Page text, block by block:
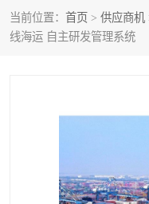
当前位置： 首页 > 供应商机
线海运 自主研发管理系统
门